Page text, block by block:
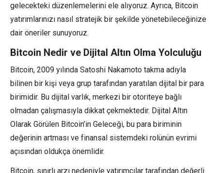
gelecekteki düzenlemelerini ele alıyoruz. Ayrıca, Bitcoin
yatırımlarınızı nasıl stratejik bir şekilde yönetebileceğinize
dair öneriler sunuyoruz.
Bitcoin Nedir ve Dijital Altın Olma Yolculuğu
Bitcoin, 2009 yılında Satoshi Nakamoto takma adıyla
bilinen bir kişi veya grup tarafından yaratılan dijital bir para
birimidir. Bu dijital varlık, merkezi bir otoriteye bağlı
olmadan çalışmasıyla dikkat çekmektedir. Dijital Altın
Olarak Görülen Bitcoin’in Geleceği, bu para biriminin
değerinin artması ve finansal sistemdeki rolünün evrimi
açısından oldukça önemlidir.
Bitcoin, sınırlı arzı nedeniyle yatırımcılar tarafından değerli